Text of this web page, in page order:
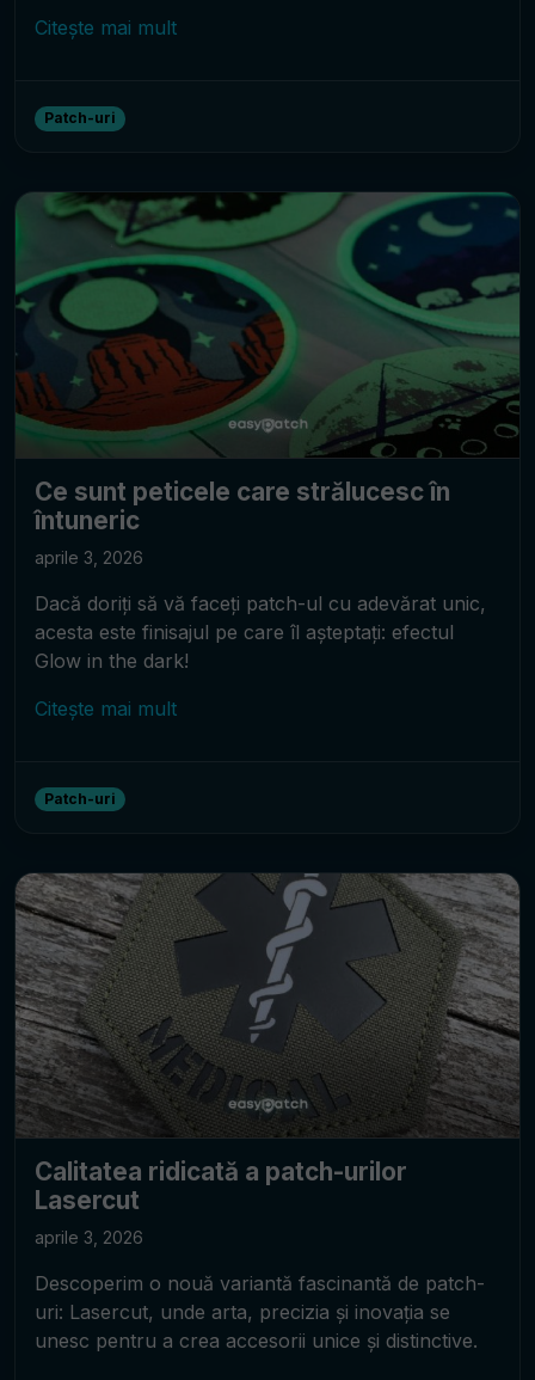
Citește mai mult
Patch-uri
Ce sunt peticele care strălucesc în
întuneric
aprile 3, 2026
Dacă doriți să vă faceți patch-ul cu adevărat unic,
acesta este finisajul pe care îl așteptați: efectul
Glow in the dark!
Citește mai mult
Patch-uri
Calitatea ridicată a patch-urilor
Lasercut
aprile 3, 2026
Descoperim o nouă variantă fascinantă de patch-
uri: Lasercut, unde arta, precizia și inovația se
unesc pentru a crea accesorii unice și distinctive.